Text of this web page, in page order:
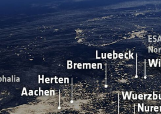
Weiterlesen